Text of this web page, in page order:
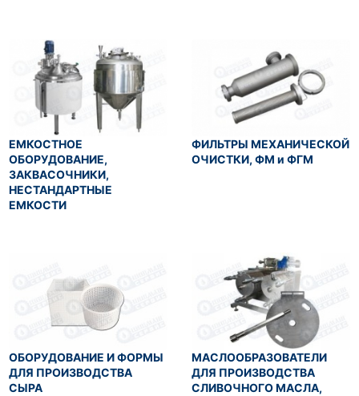
ЕМКОСТНОЕ
ОБОРУДОВАНИЕ,
ЗАКВАСОЧНИКИ,
НЕСТАНДАРТНЫЕ
ЕМКОСТИ
ФИЛЬТРЫ МЕХАНИЧЕСКОЙ
ОЧИСТКИ, ФМ и ФГМ
ОБОРУДОВАНИЕ И ФОРМЫ
ДЛЯ ПРОИЗВОДСТВА
СЫРА
МАСЛООБРАЗОВАТЕЛИ
ДЛЯ ПРОИЗВОДСТВА
СЛИВОЧНОГО МАСЛА,